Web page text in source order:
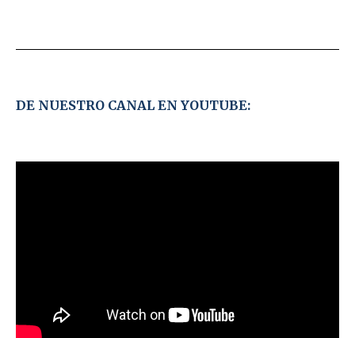
DE NUESTRO CANAL EN YOUTUBE: